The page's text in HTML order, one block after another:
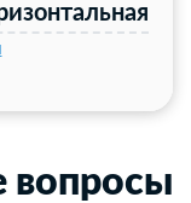
вопросы